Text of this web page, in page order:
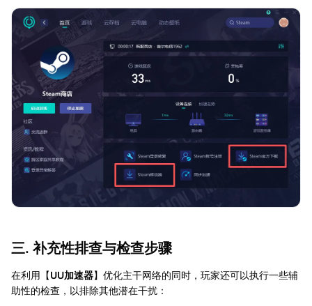
三. 补充性排查与检查步骤
在利用【UU加速器】优化主干网络的同时，玩家还可以执行一些辅
助性的检查，以排除其他潜在干扰：